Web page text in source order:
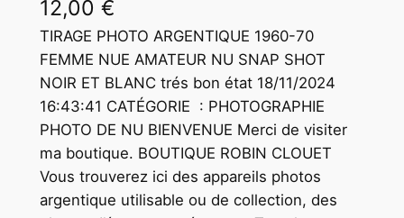
12,00 €
TIRAGE PHOTO ARGENTIQUE 1960-70
FEMME NUE AMATEUR NU SNAP SHOT
NOIR ET BLANC trés bon état 18/11/2024
16:43:41 CATÉGORIE : PHOTOGRAPHIE
PHOTO DE NU BIENVENUE Merci de visiter
ma boutique. BOUTIQUE ROBIN CLOUET
Vous trouverez ici des appareils photos
argentique utilisable ou de collection, des